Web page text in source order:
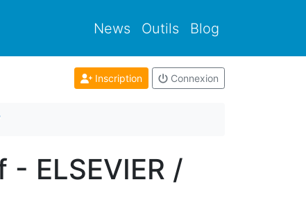
News Outils Blog
Inscription Connexion
ELSEVIER /